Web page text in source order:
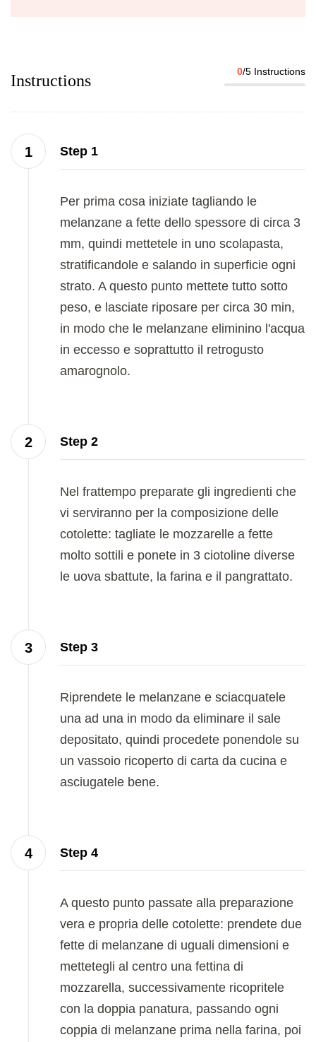
Instructions
0/5 Instructions
Step 1
Per prima cosa iniziate tagliando le
melanzane a fette dello spessore di circa 3
mm, quindi mettetele in uno scolapasta,
stratificandole e salando in superficie ogni
strato. A questo punto mettete tutto sotto
peso, e lasciate riposare per circa 30 min,
in modo che le melanzane eliminino l'acqua
in eccesso e soprattutto il retrogusto
amarognolo.
Step 2
Nel frattempo preparate gli ingredienti che
vi serviranno per la composizione delle
cotolette: tagliate le mozzarelle a fette
molto sottili e ponete in 3 ciotoline diverse
le uova sbattute, la farina e il pangrattato.
Step 3
Riprendete le melanzane e sciacquatele
una ad una in modo da eliminare il sale
depositato, quindi procedete ponendole su
un vassoio ricoperto di carta da cucina e
asciugatele bene.
Step 4
A questo punto passate alla preparazione
vera e propria delle cotolette: prendete due
fette di melanzane di uguali dimensioni e
mettetegli al centro una fettina di
mozzarella, successivamente ricopritele
con la doppia panatura, passando ogni
coppia di melanzane prima nella farina, poi